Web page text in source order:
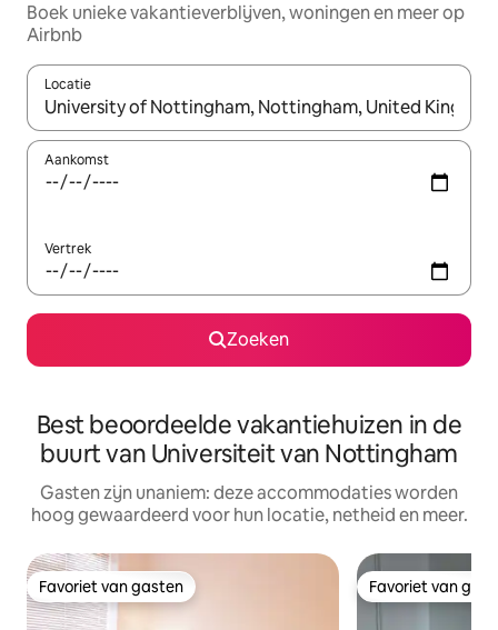
Boek unieke vakantieverblijven, woningen en meer op
Airbnb
Locatie
Wanneer er resultaten beschikbaar zijn, maak je een keuze
Aankomst
Vertrek
Zoeken
Best beoordeelde vakantiehuizen in de
buurt van Universiteit van Nottingham
Gasten zijn unaniem: deze accommodaties worden
hoog gewaardeerd voor hun locatie, netheid en meer.
Favoriet van gasten
Favoriet van gasten Favoriet van
Favoriet van